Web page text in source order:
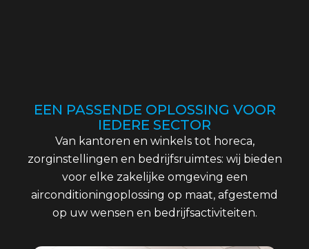
EEN PASSENDE OPLOSSING VOOR
IEDERE SECTOR
Van kantoren en winkels tot horeca,
zorginstellingen en bedrijfsruimtes: wij bieden
voor elke zakelijke omgeving een
airconditioningoplossing op maat, afgestemd
op uw wensen en bedrijfsactiviteiten.